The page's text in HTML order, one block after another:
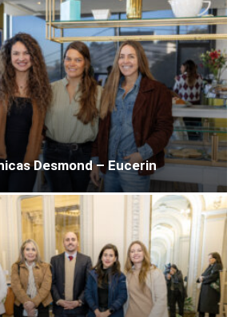
Desmond – Eucerin